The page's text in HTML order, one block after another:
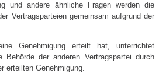
und andere ähnliche Fragen werden die
Vertragsparteien gemeinsam aufgrund der
Genehmigung erteilt hat, unterrichtet
Behörde der anderen Vertragspartei durch
erteilten Genehmigung.